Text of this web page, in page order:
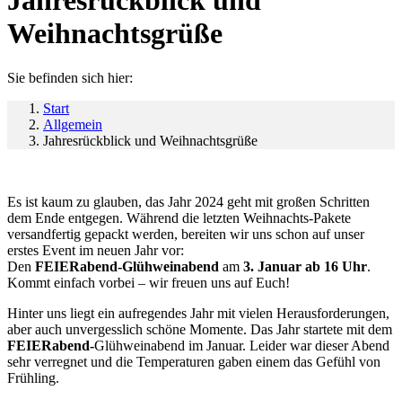
Weihnachtsgrüße
Sie befinden sich hier:
Start
Allgemein
Jahresrückblick und Weihnachtsgrüße
Es ist kaum zu glauben, das Jahr 2024 geht mit großen Schritten
dem Ende entgegen. Während die letzten Weihnachts-Pakete
versandfertig gepackt werden, bereiten wir uns schon auf unser
erstes Event im neuen Jahr vor:
Den FEIERabend-Glühweinabend am 3. Januar ab 16 Uhr.
Kommt einfach vorbei – wir freuen uns auf Euch!
Hinter uns liegt ein aufregendes Jahr mit vielen Herausforderungen,
aber auch unvergesslich schöne Momente. Das Jahr startete mit dem
FEIERabend-Glühweinabend im Januar. Leider war dieser Abend
sehr verregnet und die Temperaturen gaben einem das Gefühl von
Frühling.